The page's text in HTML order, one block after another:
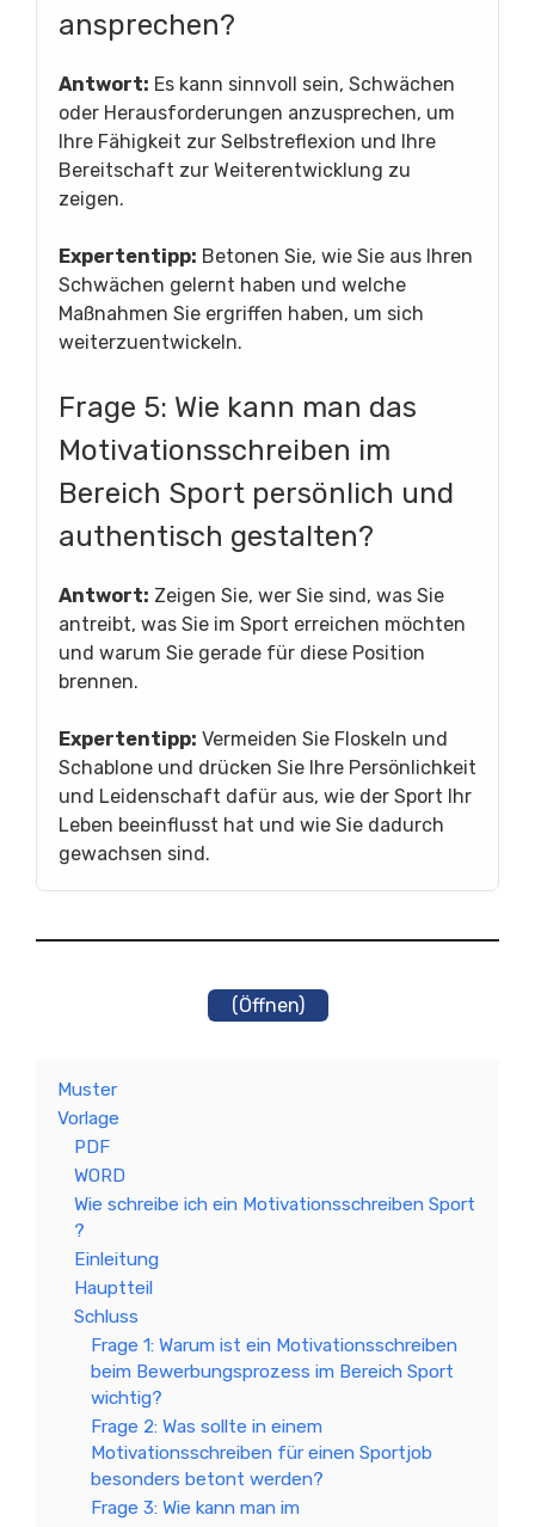
ansprechen?
Antwort: Es kann sinnvoll sein, Schwächen
oder Herausforderungen anzusprechen, um
Ihre Fähigkeit zur Selbstreflexion und Ihre
Bereitschaft zur Weiterentwicklung zu
zeigen.
Expertentipp: Betonen Sie, wie Sie aus Ihren
Schwächen gelernt haben und welche
Maßnahmen Sie ergriffen haben, um sich
weiterzuentwickeln.
Frage 5: Wie kann man das
Motivationsschreiben im
Bereich Sport persönlich und
authentisch gestalten?
Antwort: Zeigen Sie, wer Sie sind, was Sie
antreibt, was Sie im Sport erreichen möchten
und warum Sie gerade für diese Position
brennen.
Expertentipp: Vermeiden Sie Floskeln und
Schablone und drücken Sie Ihre Persönlichkeit
und Leidenschaft dafür aus, wie der Sport Ihr
Leben beeinflusst hat und wie Sie dadurch
gewachsen sind.
(Öffnen)
Muster
Vorlage
PDF
WORD
Wie schreibe ich ein Motivationsschreiben Sport
?
Einleitung
Hauptteil
Schluss
Frage 1: Warum ist ein Motivationsschreiben
beim Bewerbungsprozess im Bereich Sport
wichtig?
Frage 2: Was sollte in einem
Motivationsschreiben für einen Sportjob
besonders betont werden?
Frage 3: Wie kann man im